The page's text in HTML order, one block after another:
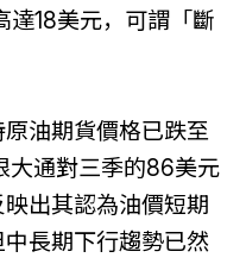
18美元，可謂「斷
油期貨價格已跌至
大通對三季的86美元
出其認為油價短期
長期下行趨勢已然